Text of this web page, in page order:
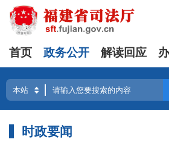
首页 政务公开 解读回应
时政要闻